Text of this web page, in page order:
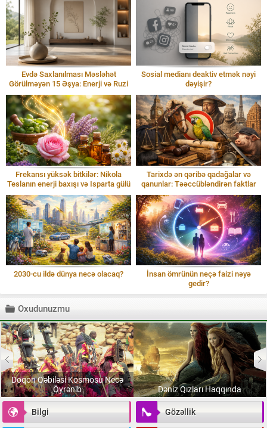
Evdə Saxlanılması Məsləhət
Görülməyən 15 Əşya: Enerji və Ruzi
Sosial medianı deaktiv etmək nəyi
dəyişir?
Frekansı yüksək bitkilər: Nikola
Teslanın enerji baxışı və Isparta gülü
Tarixdə ən qəribə qadağalar və
qanunlar: Təəccübləndirən faktlar
2030-cu ildə dünya necə olacaq?
İnsan ömrünün neçə faizi nəyə
gedir?
Oxudunuzmu
Doqon Qəbiləsi Kosmosu Necə
Öyrənib
Dəniz Qızları Haqqında
Bilgi Gözəllik